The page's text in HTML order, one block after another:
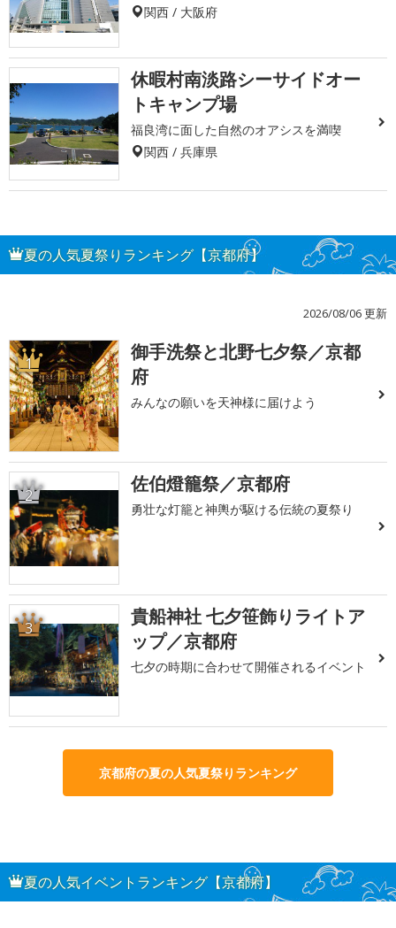
関西 / 大阪府
休暇村南淡路シーサイドオー
トキャンプ場
福良湾に面した自然のオアシスを満喫
関西 / 兵庫県
夏の人気夏祭りランキング【京都府】
2026/08/06 更新
1
御手洗祭と北野七夕祭／京都
府
みんなの願いを天神様に届けよう
2 佐伯燈籠祭／京都府
勇壮な灯籠と神輿が駆ける伝統の夏祭り
3
貴船神社 七夕笹飾りライトア
ップ／京都府
七夕の時期に合わせて開催されるイベント
京都府の夏の人気夏祭りランキング
夏の人気イベントランキング【京都府】